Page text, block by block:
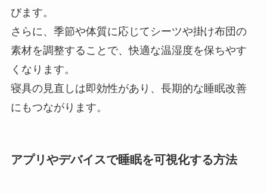
びます。
さらに、季節や体質に応じてシーツや掛け布団の
素材を調整することで、快適な温湿度を保ちやす
くなります。
寝具の見直しは即効性があり、長期的な睡眠改善
にもつながります。
アプリやデバイスで睡眠を可視化する方法